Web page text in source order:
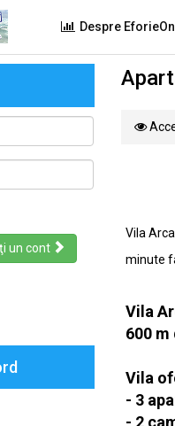
Despre
Vila
minute
Vila
600 m
Vila
- 3
- 2
un cont